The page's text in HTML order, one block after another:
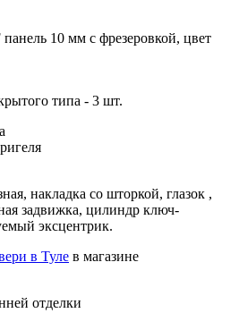
10 мм с фрезеровкой, цвет
типа - 3 шт.
накладка со шторкой, глазок ,
задвижка, цилиндр ключ-
эксцентрик.
в Туле в магазине
отделки